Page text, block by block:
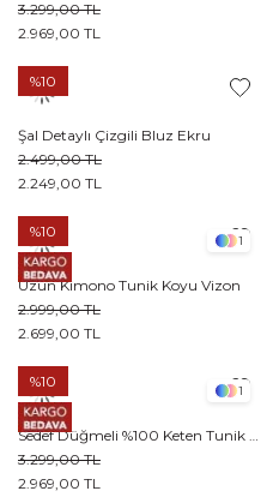
2.969,00 TL
3.299,00 TL
Şal Detaylı Çizgili Bluz Ekru
2.249,00 TL
2.499,00 TL
%10
1
Uzun Kimono Tunik Koyu Vizon
2.699,00 TL
2.999,00 TL
%10
1
2.969,00 TL
3.299,00 TL
%10